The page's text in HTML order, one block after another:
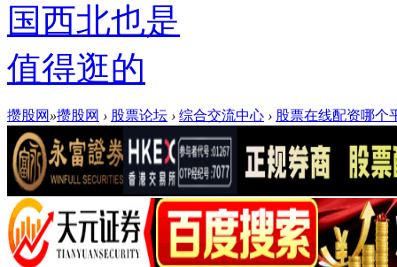
国西北也是
值得逛的
攒股网 »攒股网 › 股票论坛 › 综合交流中心 › 股票在线配资哪个